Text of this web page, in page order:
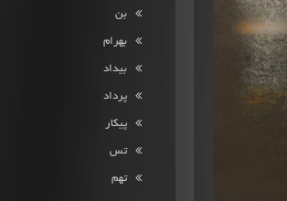
بن
بهرام
بیداد
پرداد
پیکار
تس
تهم